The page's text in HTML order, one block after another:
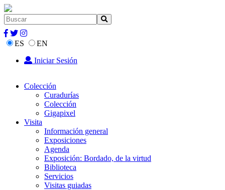
ES
EN
Iniciar Sesión
Colección
Curadurías
Colección
Gigapixel
Visita
Información general
Exposiciones
Agenda
Exposición: Bordado, de la virtud
Biblioteca
Servicios
Visitas guiadas